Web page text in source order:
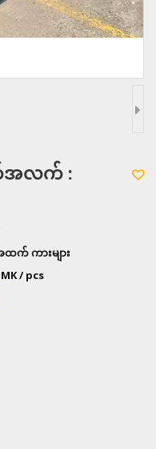
က်အလက် :
ထက် ကားများ
/ pcs